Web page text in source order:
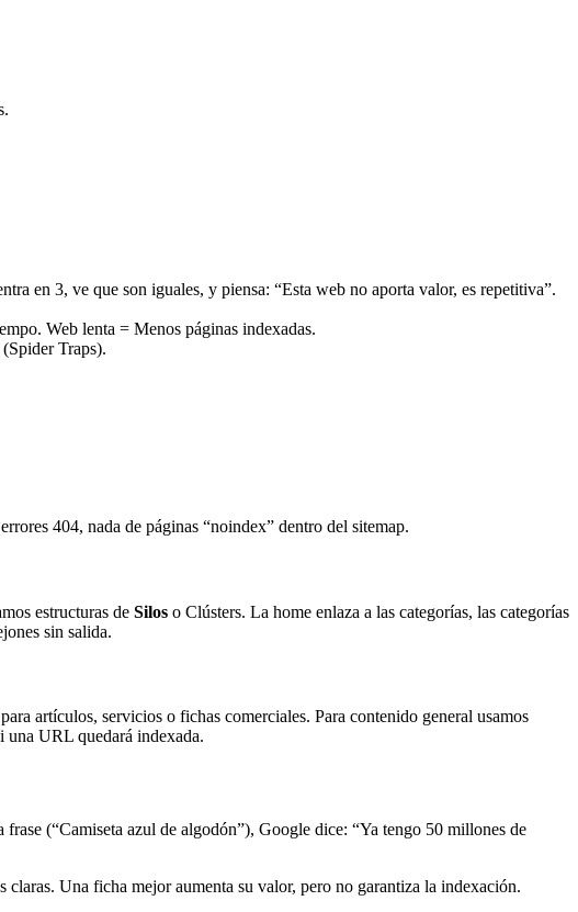
en 3, ve que son iguales, y piensa: “Esta web no aporta valor, es repetitiva”.
Web lenta = Menos páginas indexadas.
Traps).
404, nada de páginas “noindex” dentro del sitemap.
estructuras de Silos o Clústers. La home enlaza a las categorías, las categorías
sin salida.
artículos, servicios o fichas comerciales. Para contenido general usamos
una URL quedará indexada.
(“Camiseta azul de algodón”), Google dice: “Ya tengo 50 millones de
Una ficha mejor aumenta su valor, pero no garantiza la indexación.